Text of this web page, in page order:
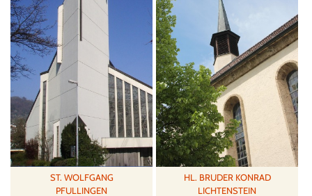
ST. WOLFGANG
PFULLINGEN
HL. BRUDER KONRAD
LICHTENSTEIN